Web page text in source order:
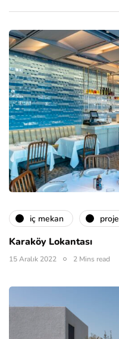
i̇ç mekan proje
Karaköy Lokantası
15 Aralık 2022 2 Mins read